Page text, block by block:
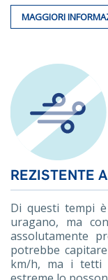
MAGGIORI
REZISTENTE
Di questi tempi
uragano, ma
assolutamente
potrebbe
km/h, ma i tetti